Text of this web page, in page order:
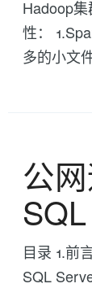
Hadoop
性：
多的小文
公
目录 1.前
SQL